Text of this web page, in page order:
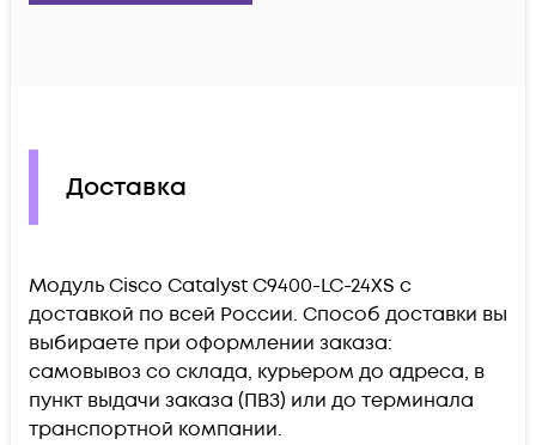
Доставка
Модуль Cisco Catalyst C9400-LC-24XS c
доставкой по всей России. Способ доставки вы
выбираете при оформлении заказа:
самовывоз со склада, курьером до адреса, в
пункт выдачи заказа (ПВЗ) или до терминала
транспортной компании.